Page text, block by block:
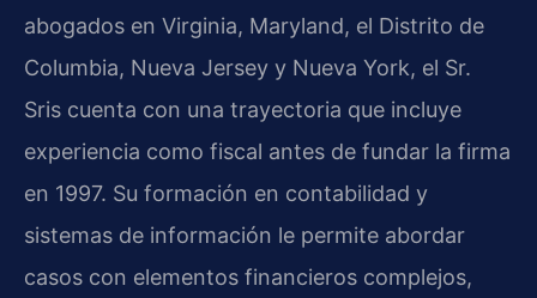
abogados en Virginia, Maryland, el Distrito de
Columbia, Nueva Jersey y Nueva York, el Sr.
Sris cuenta con una trayectoria que incluye
experiencia como fiscal antes de fundar la firma
en 1997. Su formación en contabilidad y
sistemas de información le permite abordar
casos con elementos financieros complejos,